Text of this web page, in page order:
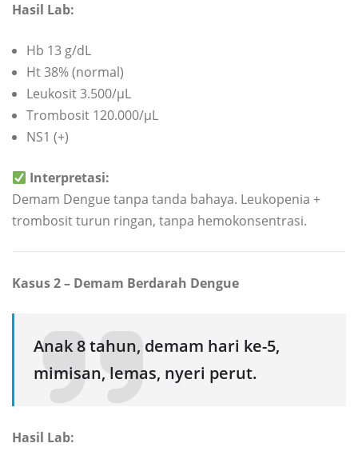
Hasil Lab:
Hb 13 g/dL
Ht 38% (normal)
Leukosit 3.500/µL
Trombosit 120.000/µL
NS1 (+)
Interpretasi:
Demam Dengue tanpa tanda bahaya. Leukopenia +
trombosit turun ringan, tanpa hemokonsentrasi.
Kasus 2 – Demam Berdarah Dengue
Anak 8 tahun, demam hari ke-5,
mimisan, lemas, nyeri perut.
Hasil Lab: